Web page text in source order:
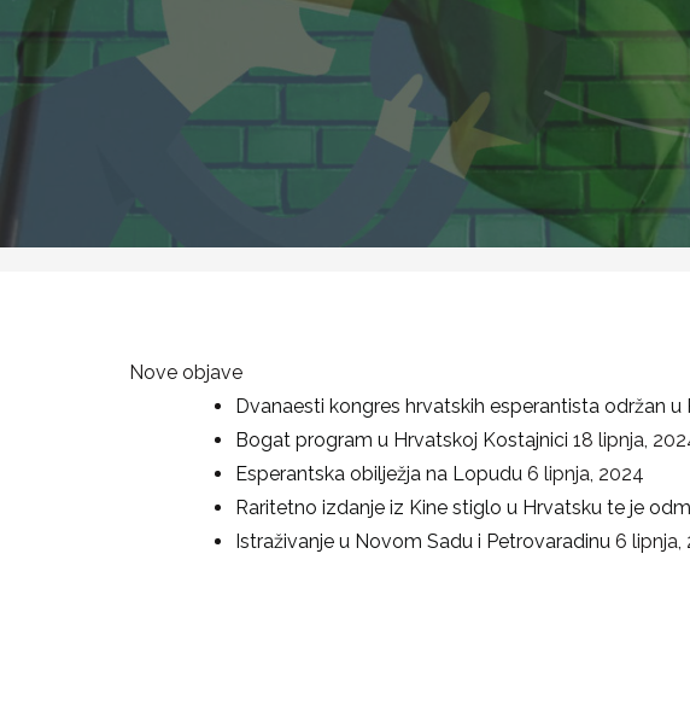
Nove objave
Dvanaesti kongres hrvatskih esperantista održan u
Bogat program u Hrvatskoj Kostajnici 18 lipnja,
Esperantska obilježja na Lopudu 6 lipnja, 2024
Raritetno izdanje iz Kine stiglo u Hrvatsku te je
Istraživanje u Novom Sadu i Petrovaradinu 6 lipnja,